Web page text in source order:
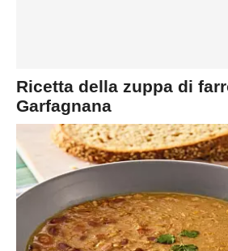
Ricetta della zuppa di
Garfagnana